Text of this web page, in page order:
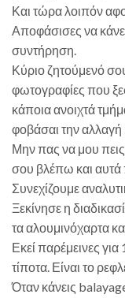
Και τώρα λοιπόν
Αποφάσισες να
συντήρηση.
Κύριο ζητούμενό
φωτογραφίες που
κάποια ανοιχτά
φοβάσαι την αλλαγή
Μην πας να μου
σου βλέπω και αυτά
Συνεχίζουμε
Ξεκίνησε η
τα αλουμινόχαρτα
Εκεί παρέμεινες
τίποτα. Είναι το
Όταν κάνεις